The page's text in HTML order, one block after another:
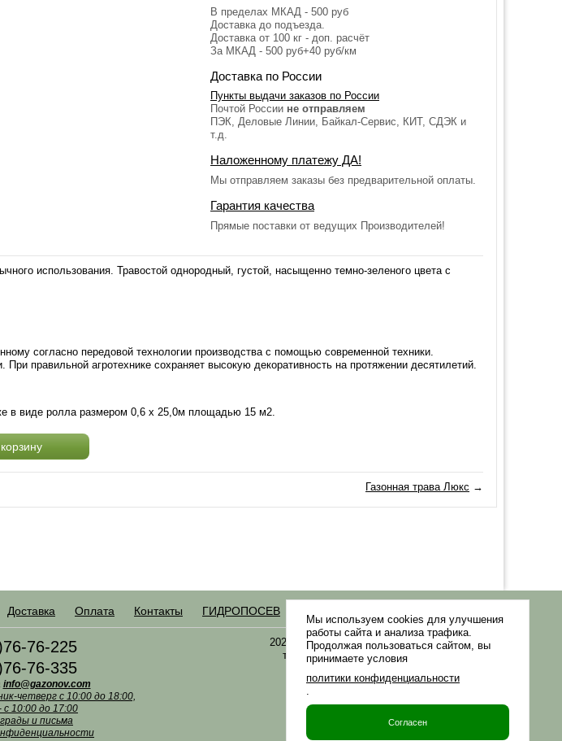
В пределах МКАД - 500 руб
Доставка до подъезда.
Доставка от 100 кг - доп. расчёт
За МКАД - 500 руб+40 руб/км
Доставка по России
Пункты выдачи заказов по России
Почтой России не отправляем
ПЭК, Деловые Линии, Байкал-Сервис, КИТ, СДЭК и
т.д.
Наложенному платежу ДА!
Мы отправляем заказы без предварительной оплаты.
Гарантия качества
Прямые поставки от ведущих Производителей!
использования. Травостой однородный, густой, насыщенно темно-зеленого цвета с
согласно передовой технологии производства с помощью современной техники.
правильной агротехнике сохраняет высокую декоративность на протяжении десятилетий.
в виде ролла размером 0,6 х 25,0м площадью 15 м2.
Газонная трава Люкс →
Доставка Оплата Контакты ГИДРОПОСЕВ
2021-2026 © «Газонная трава, семена газонных
трав: выбор удобрения и средства защиты в
76-225
76-335
info@gazonov.com
четверг с 10:00 до 18:00,
10:00 до 17:00
и письма
Мы используем cookies для улучшения
работы сайта и анализа трафика.
Продолжая пользоваться сайтом, вы
принимаете условия
политики конфиденциальности
.
Согласен